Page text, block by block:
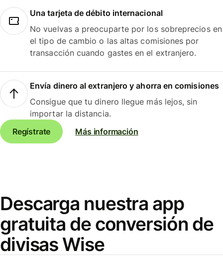
Una tarjeta de débito internacional
No vuelvas a preocuparte por los sobreprecios en
el tipo de cambio o las altas comisiones por
transacción cuando gastes en el extranjero.
Envía dinero al extranjero y ahorra en comisiones
Consigue que tu dinero llegue más lejos, sin
importar la distancia.
Regístrate
Más información
Descarga nuestra app
gratuita de conversión de
divisas Wise